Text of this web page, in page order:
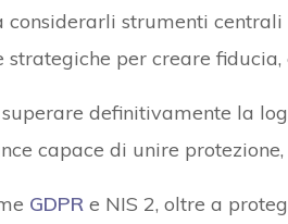
considerarli strumenti centrali
strategiche per creare
definitivamente la
capace di unire
GDPRe NIS 2, oltre a